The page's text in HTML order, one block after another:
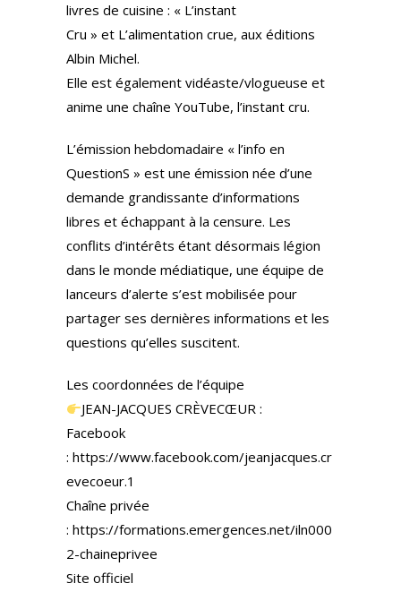
livres de cuisine : « L’instant
Cru » et L’alimentation crue, aux éditions
Albin Michel.
Elle est également vidéaste/vlogueuse et
anime une chaîne YouTube, l’instant cru.
L’émission hebdomadaire « l’info en
QuestionS » est une émission née d’une
demande grandissante d’informations
libres et échappant à la censure. Les
conflits d’intérêts étant désormais légion
dans le monde médiatique, une équipe de
lanceurs d’alerte s’est mobilisée pour
partager ses dernières informations et les
questions qu’elles suscitent.
Les coordonnées de l’équipe
JEAN-JACQUES CRÈVECŒUR :
Facebook
: https://www.facebook.com/jeanjacques.cr
evecoeur.1
Chaîne privée
: https://formations.emergences.net/iln000
2-chaineprivee
Site officiel